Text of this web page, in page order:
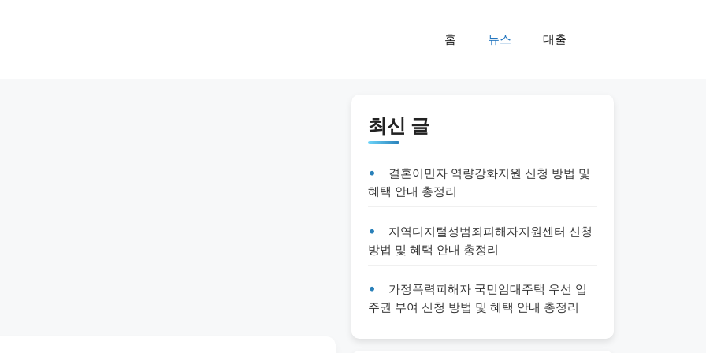
홈 뉴스 대출
최신 글
결혼이민자 역량강화지원 신청 방법 및
혜택 안내 총정리
지역디지털성범죄피해자지원센터 신청
방법 및 혜택 안내 총정리
가정폭력피해자 국민임대주택 우선 입
주권 부여 신청 방법 및 혜택 안내 총정리